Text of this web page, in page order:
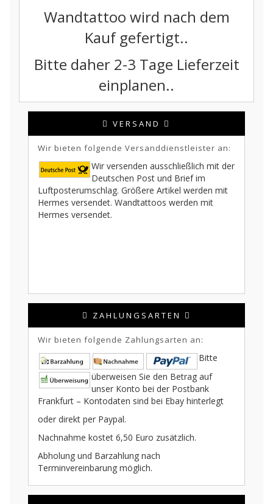
Wandtattoo wird nach dem
Kauf gefertigt..
Bitte daher 2-3 Tage Lieferzeit
einplanen..
VERSAND
Wir bieten folgende Versanddienstleister an:
Wir versenden ausschließlich mit der
Deutschen Post und Brief im
Luftposterumschlag. Größere Artikel werden mit
Hermes versendet. Wandtattoos werden mit
Hermes versendet.
ZAHLUNGSARTEN
Wir bieten folgende Zahlungsarten an:
Bitte
überweisen Sie den Betrag auf
unser Konto bei der Postbank
Frankfurt – Kontodaten sind bei Ebay hinterlegt
oder direkt per Paypal.
Nachnahme kostet 6,50 Euro zusätzlich.
Abholung und Barzahlung nach
Terminvereinbarung möglich.